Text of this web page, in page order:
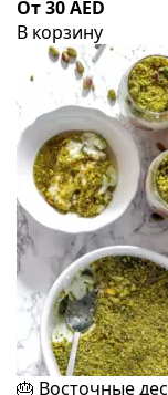
От 30 AED
В корзину
🎂 Восточные